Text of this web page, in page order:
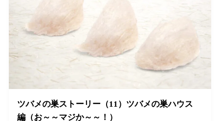
ツバメの巣ストーリー（11）ツバメの巣ハウス
編（お～～マジか～～！）